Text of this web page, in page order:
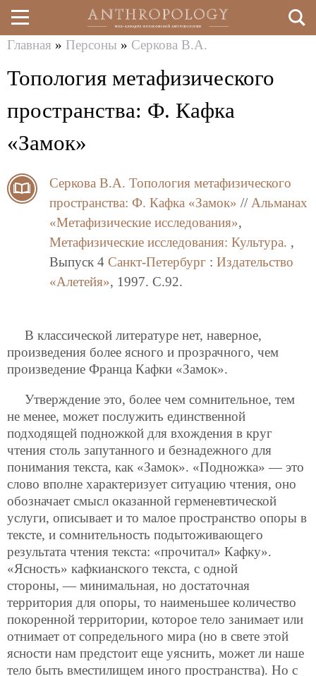
Перейти
к
здесь
Главная » Персоны » Серкова В.А.
Топология метафизического
пространства: Ф. Кафка
«Замок»
Серкова В.А. Топология метафизического
пространства: Ф. Кафка «Замок» // Альманах
«Метафизические исследования»,
Метафизические исследования: Культура. ,
Выпуск 4 Санкт-Петербург : Издательство
«Алетейя», 1997. C.92.
В классической литературе нет, наверное,
произведения более ясного и прозрачного, чем
произведение Франца Кафки «Замок».
Утверждение это, более чем сомнительное, тем
не менее, может послужить единственной
подходящей подножкой для вхождения в круг
чтения столь запутанного и безнадежного для
понимания текста, как «Замок». «Подножка» — это
слово вполне характеризует ситуацию чтения, оно
обозначает смысл оказанной герменевтической
услуги, описывает и то малое пространство опоры в
тексте, и сомнительность подытоживающего
результата чтения текста: «прочитал» Кафку».
«Ясность» кафкианского текста, с одной
стороны, — минимальная, но достаточная
территория для опоры, то наименьшее количество
покоренной территории, которое тело занимает или
отнимает от сопредельного мира (но в свете этой
ясности нам предстоит еще уяснить, может ли наше
тело быть вместилищем иного пространства). Но с